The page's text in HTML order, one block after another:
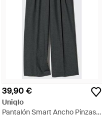
39,90 €
Uniqlo
Pantalón Smart Ancho Pinzas -